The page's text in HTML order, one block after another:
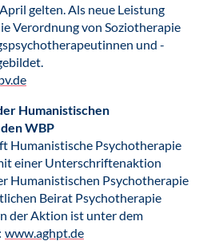
gelten. Als neue Leistung
Verordnung von Soziotherapie
und -
Humanistischen
WBP
Humanistische Psychotherapie
einer Unterschriftenaktion
Humanistischen Psychotherapie
Beirat Psychotherapie
der Aktion ist unter dem
www.aghpt.de